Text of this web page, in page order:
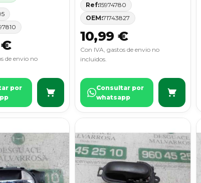
de envio no
por
Ref:15974780
OEM:71743827
10,99 €
Con IVA, gastos de envio no
incluidos.
Consultar por
whatsapp